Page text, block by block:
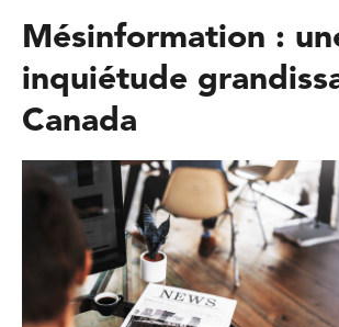
Mésinformation :
inquiétude
Canada